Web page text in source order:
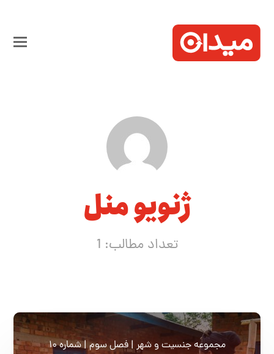
ژنويو منل
تعداد مطالب: 1
مجموعه جنسیت و شهر | فصل سوم | شماره ۱۰